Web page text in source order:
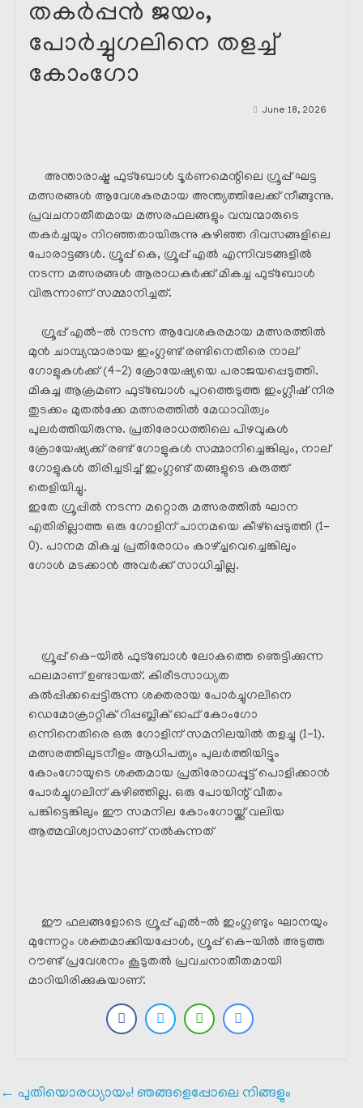
തകർപ്പൻ ജയം,
പോർച്ചുഗലിനെ തളച്ച്
കോംഗോ
June 18, 2026
അന്താരാഷ്ട്ര ഫുട്ബോൾ ടൂർണമെന്റിലെ ഗ്രൂപ്പ് ഘട്ട
മത്സരങ്ങൾ ആവേശകരമായ അന്ത്യത്തിലേക്ക് നീങ്ങുന്നു.
പ്രവചനാതീതമായ മത്സരഫലങ്ങളും വമ്പന്മാരുടെ
തകർച്ചയും നിറഞ്ഞതായിരുന്നു കഴിഞ്ഞ ദിവസങ്ങളിലെ
പോരാട്ടങ്ങൾ. ഗ്രൂപ്പ് കെ, ഗ്രൂപ്പ് എൽ എന്നിവടങ്ങളിൽ
നടന്ന മത്സരങ്ങൾ ആരാധകർക്ക് മികച്ച ഫുട്ബോൾ
വിരുന്നാണ് സമ്മാനിച്ചത്.
ഗ്രൂപ്പ് എൽ-ൽ നടന്ന ആവേശകരമായ മത്സരത്തിൽ
മുൻ ചാമ്പ്യന്മാരായ ഇംഗ്ലണ്ട് രണ്ടിനെതിരെ നാല്
ഗോളുകൾക്ക് (4-2) ക്രോയേഷ്യയെ പരാജയപ്പെടുത്തി.
മികച്ച ആക്രമണ ഫുട്ബോൾ പുറത്തെടുത്ത ഇംഗ്ലീഷ് നിര
തുടക്കം മുതൽക്കേ മത്സരത്തിൽ മേധാവിത്വം
പുലർത്തിയിരുന്നു. പ്രതിരോധത്തിലെ പിഴവുകൾ
ക്രോയേഷ്യക്ക് രണ്ട് ഗോളുകൾ സമ്മാനിച്ചെങ്കിലും, നാല്
ഗോളുകൾ തിരിച്ചടിച്ച് ഇംഗ്ലണ്ട് തങ്ങളുടെ കരുത്ത്
തെളിയിച്ചു.
ഇതേ ഗ്രൂപ്പിൽ നടന്ന മറ്റൊരു മത്സരത്തിൽ ഘാന
എതിരില്ലാത്ത ഒരു ഗോളിന് പാനമയെ കീഴ്പ്പെടുത്തി (1-
0). പാനമ മികച്ച പ്രതിരോധം കാഴ്ച്ചവെച്ചെങ്കിലും
ഗോൾ മടക്കാൻ അവർക്ക് സാധിച്ചില്ല.
ഗ്രൂപ്പ് കെ-യിൽ ഫുട്ബോൾ ലോകത്തെ ഞെട്ടിക്കുന്ന
ഫലമാണ് ഉണ്ടായത്. കിരീടസാധ്യത
കൽപ്പിക്കപ്പെട്ടിരുന്ന ശക്തരായ പോർച്ചുഗലിനെ
ഡെമോക്രാറ്റിക് റിപ്പബ്ലിക് ഓഫ് കോംഗോ
ഒന്നിനെതിരെ ഒരു ഗോളിന് സമനിലയിൽ തളച്ചു (1-1).
മത്സരത്തിലുടനീളം ആധിപത്യം പുലർത്തിയിട്ടും
കോംഗോയുടെ ശക്തമായ പ്രതിരോധപ്പൂട്ട് പൊളിക്കാൻ
പോർച്ചുഗലിന് കഴിഞ്ഞില്ല. ഒരു പോയിന്റ് വീതം
പങ്കിട്ടെങ്കിലും ഈ സമനില കോംഗോയ്ക്ക് വലിയ
ആത്മവിശ്വാസമാണ് നൽകുന്നത്
ഈ ഫലങ്ങളോടെ ഗ്രൂപ്പ് എൽ-ൽ ഇംഗ്ലണ്ടും ഘാനയും
മുന്നേറ്റം ശക്തമാക്കിയപ്പോൾ, ഗ്രൂപ്പ് കെ-യിൽ അടുത്ത
റൗണ്ട് പ്രവേശനം കൂടുതൽ പ്രവചനാതീതമായി
മാറിയിരിക്കുകയാണ്.
← പുതിയൊരധ്യായം! ഞങ്ങളെപ്പോലെ നിങ്ങളും